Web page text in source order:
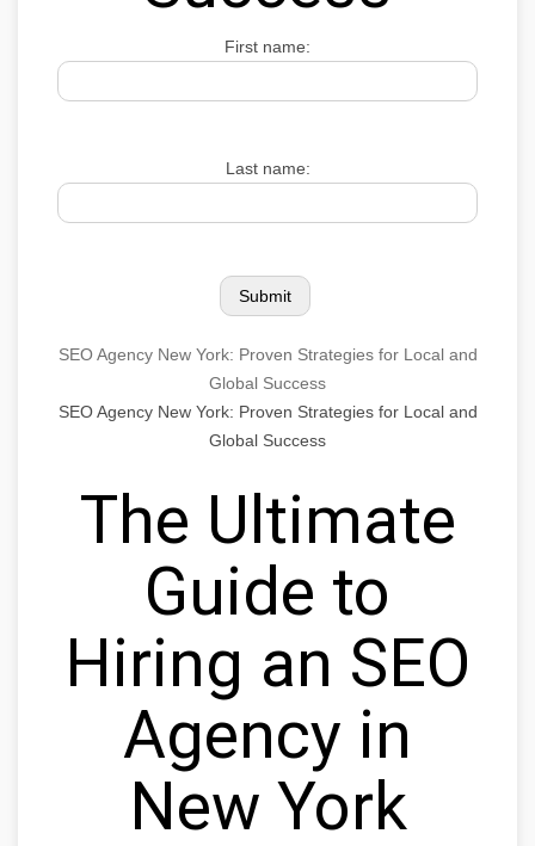
First name:
Last name:
SEO Agency New York: Proven Strategies for Local and
Global Success
SEO Agency New York: Proven Strategies for Local and
Global Success
The Ultimate
Guide to
Hiring an SEO
Agency in
New York